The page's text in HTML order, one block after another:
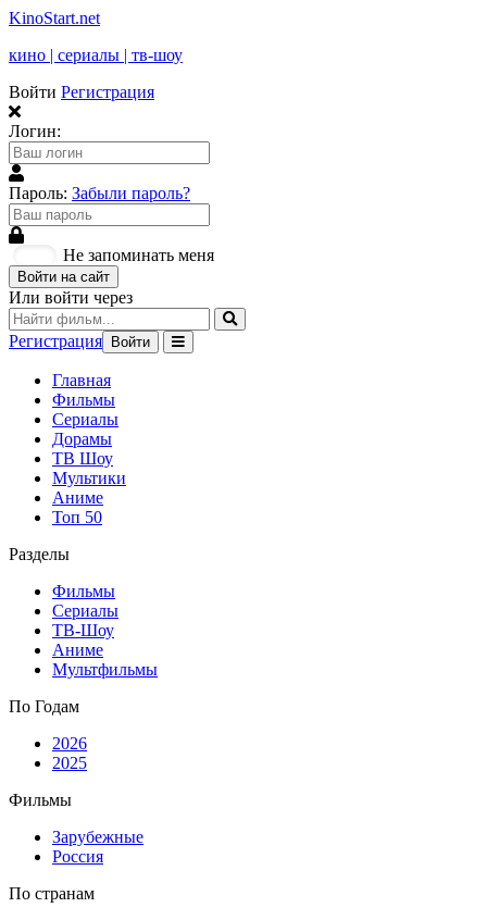
KinoStart.net
кино | сериалы | тв-шоу
Войти Регистрация
Логин:
Пароль: Забыли пароль?
Не запоминать меня
Войти на сайт
Или войти через
Регистрация Войти
Главная
Фильмы
Сериалы
Дорамы
ТВ Шоу
Мультики
Аниме
Топ 50
Разделы
Фильмы
Сериалы
ТВ-Шоу
Аниме
Мультфильмы
По Годам
2026
2025
Фильмы
Зарубежные
Россия
По странам